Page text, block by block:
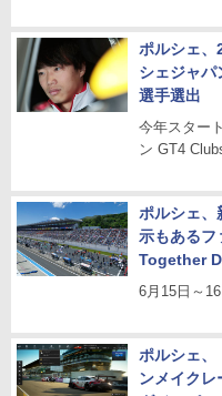
ポルシェ、
シェジャパ
選手選出
今年スター
ン GT4
ポルシェ、
示もある
Together
6月15日～
ポルシェ、
ンメイク